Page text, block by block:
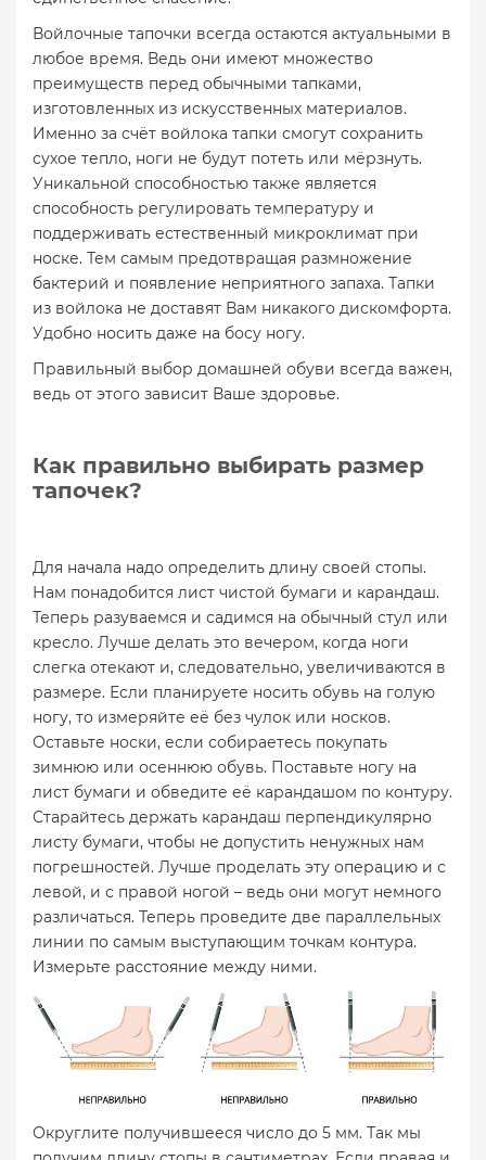
Войлочные тапочки всегда остаются актуальными в
любое время. Ведь они имеют множество
преимуществ перед обычными тапками,
изготовленных из искусственных материалов.
Именно за счёт войлока тапки смогут сохранить
сухое тепло, ноги не будут потеть или мёрзнуть.
Уникальной способностью также является
способность регулировать температуру и
поддерживать естественный микроклимат при
носке. Тем самым предотвращая размножение
бактерий и появление неприятного запаха. Тапки
из войлока не доставят Вам никакого дискомфорта.
Удобно носить даже на босу ногу.
Правильный выбор домашней обуви всегда важен,
ведь от этого зависит Ваше здоровье.
Как правильно выбирать размер
тапочек?
Для начала надо определить длину своей стопы.
Нам понадобится лист чистой бумаги и карандаш.
Теперь разуваемся и садимся на обычный стул или
кресло. Лучше делать это вечером, когда ноги
слегка отекают и, следовательно, увеличиваются в
размере. Если планируете носить обувь на голую
ногу, то измеряйте её без чулок или носков.
Оставьте носки, если собираетесь покупать
зимнюю или осеннюю обувь. Поставьте ногу на
лист бумаги и обведите её карандашом по контуру.
Старайтесь держать карандаш перпендикулярно
листу бумаги, чтобы не допустить ненужных нам
погрешностей. Лучше проделать эту операцию и с
левой, и с правой ногой – ведь они могут немного
различаться. Теперь проведите две параллельных
линии по самым выступающим точкам контура.
Измерьте расстояние между ними.
Округлите получившееся число до 5 мм. Так мы